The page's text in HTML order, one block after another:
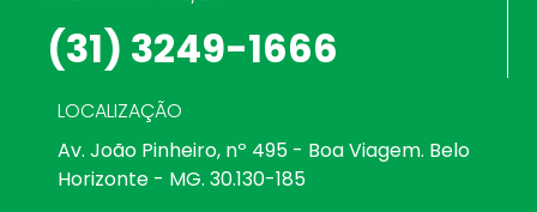
(31) 3249-1666
LOCALIZAÇÃO
Av. João Pinheiro, nº 495 - Boa Viagem. Belo
Horizonte - MG. 30.130-185